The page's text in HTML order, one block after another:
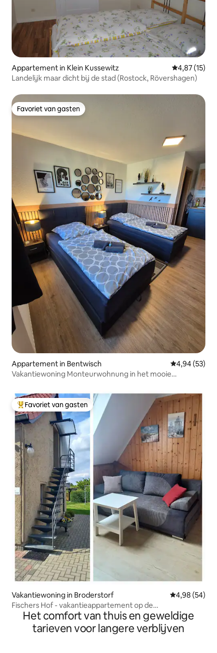
Appartement in Klein Kussewitz Gemiddelde
4,87 (15)
Landelijk maar dicht bij de stad (Rostock, Rövershagen)
Favoriet van gasten
Favoriet van gasten
Appartement in Bentwisch Gemiddelde
4,94 (53)
Vakantiewoning Monteurwohnung in het mooie
Topfavoriet van gasten
Favoriet van gasten
Vakantiewoning in Broderstorf Gemiddelde
4,98 (54)
Fischers Hof - vakantieappartement op de
bovenverdieping
Het comfort van thuis en geweldige
tarieven voor langere verblijven